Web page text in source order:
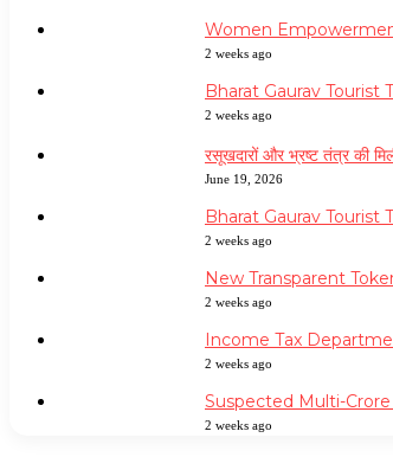
Women
2 weeks ago
Bharat Gaurav Tourist
2 weeks ago
रसूखदारों और भ्रष्ट तंत्र की
June 19, 2026
Bharat Gaurav Tourist
2 weeks ago
New Transparent
2 weeks ago
Income Tax
2 weeks ago
Suspected Multi-
2 weeks ago